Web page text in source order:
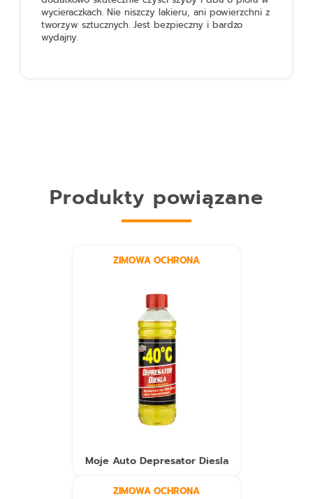
wycieraczkach. Nie niszczy lakieru, ani powierzchni z
tworzyw sztucznych. Jest bezpieczny i bardzo
wydajny.
Produkty powiązane
ZIMOWA OCHRONA
Moje Auto Depresator Diesla
ZIMOWA OCHRONA